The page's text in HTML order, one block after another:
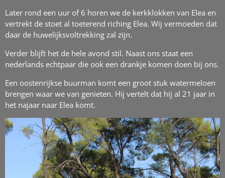
Later rond een uur of 6 horen we de kerkklokken van Elea en
vertrekt de stoet al toeterend riching Elea. Wij vermoeden dat
daar de huwelijksvoltrekking zal zijn.
Verder blijft het de hele avond stil. Naast ons staat een
nederlands echtpaar die ook een drankje komen doen bij ons.
Een oostenrijkse buurman komt een groot stuk watermeloen
brengen waar we van genieten. Hij vertelt dat hij al 21 jaar in
het najaar naar Elea komt.